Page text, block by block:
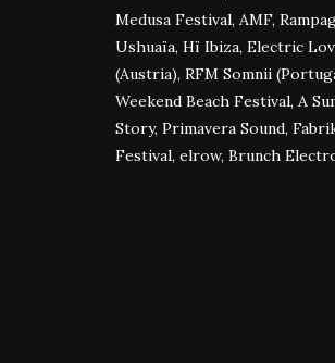
Medusa Festival, AMF,
Ushuaïa, Hï Ibiza, Electric
(Austria), RFM Somnii
Weekend Beach Festival, A
Story, Primavera Sound,
Festival, elrow, Brunch